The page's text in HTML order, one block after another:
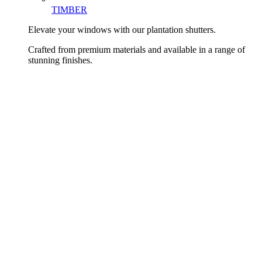
TIMBER
Elevate your windows with our plantation shutters.
Crafted from premium materials and available in a range of
stunning finishes.